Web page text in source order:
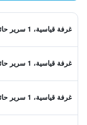
غرفة قياسية، 1 سرير حائط
غرفة قياسية، 1 سرير حائط
غرفة قياسية، 1 سرير حائط